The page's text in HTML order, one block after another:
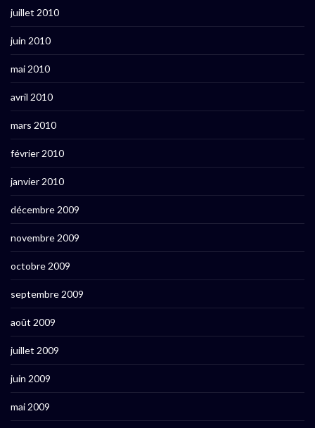
juillet 2010
juin 2010
mai 2010
avril 2010
mars 2010
février 2010
janvier 2010
décembre 2009
novembre 2009
octobre 2009
septembre 2009
août 2009
juillet 2009
juin 2009
mai 2009